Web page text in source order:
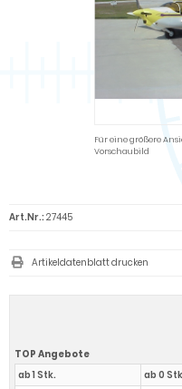
Für eine größere
Vorschaubild
TOP Angebote
ab 1 Stk.
ab 0
Art.Nr.: 27445
Artikeldatenblatt drucken